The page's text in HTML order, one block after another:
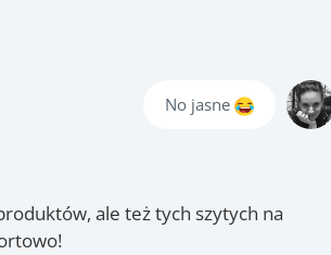
No jasne
ale też tych szytych na